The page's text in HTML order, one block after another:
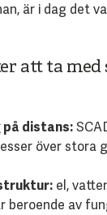
är i dag det
att ta med
på distans:
över stora
el,
beroende av